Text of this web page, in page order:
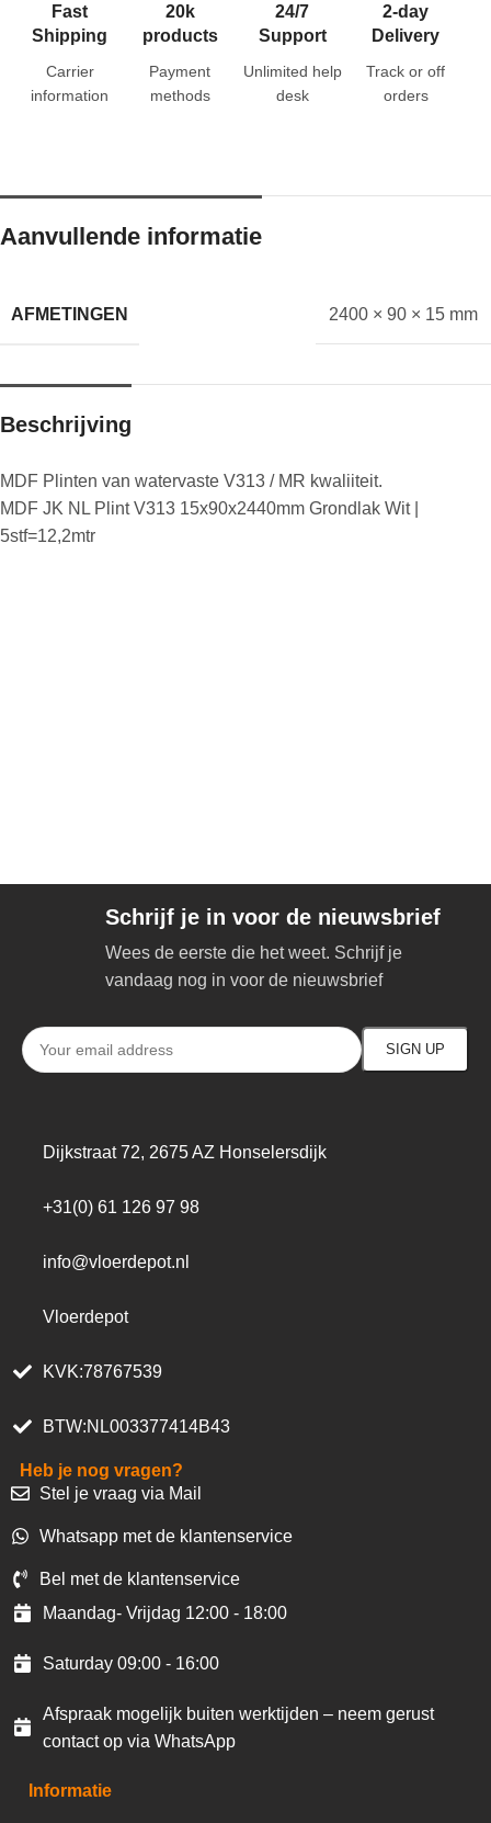
Fast
Shipping
Carrier
information
20k
products
Payment
methods
24/7
Support
Unlimited help
desk
2-day
Delivery
Track or off
orders
Aanvullende informatie
AFMETINGEN 2400 × 90 × 15 mm
Beschrijving
MDF Plinten van watervaste V313 / MR kwaliiteit.
MDF JK NL Plint V313 15x90x2440mm Grondlak Wit |
5stf=12,2mtr
Schrijf je in voor de nieuwsbrief
Wees de eerste die het weet. Schrijf je
vandaag nog in voor de nieuwsbrief
Dijkstraat 72, 2675 AZ Honselersdijk
+31(0) 61 126 97 98
info@vloerdepot.nl
Vloerdepot
KVK:78767539
BTW:NL003377414B43
Heb je nog vragen?
Stel je vraag via Mail
Whatsapp met de klantenservice
Bel met de klantenservice
Maandag- Vrijdag 12:00 - 18:00
Saturday 09:00 - 16:00
Afspraak mogelijk buiten werktijden – neem gerust
contact op via WhatsApp
Informatie